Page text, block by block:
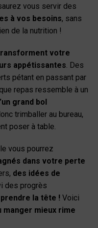
vous servir des
à vos besoins, sans
de la nutrition !
votre
appétissantes. Des
pétant en passant par
repas ressemble à un
grand bol
trimballer au bureau,
poser à table.
vous pourrez
dans votre perte
des idées de
des progrès
la tête ! Voici
manger mieux rime